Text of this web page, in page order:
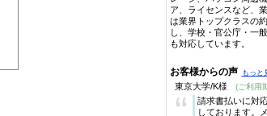
ア、ライセンスなど、
は業界トップクラスの
し、学校・官公庁・一
も対応しています。
お客様からの声 もっと
東京大学/K様 (ご利用
請求書払いに対
しております。